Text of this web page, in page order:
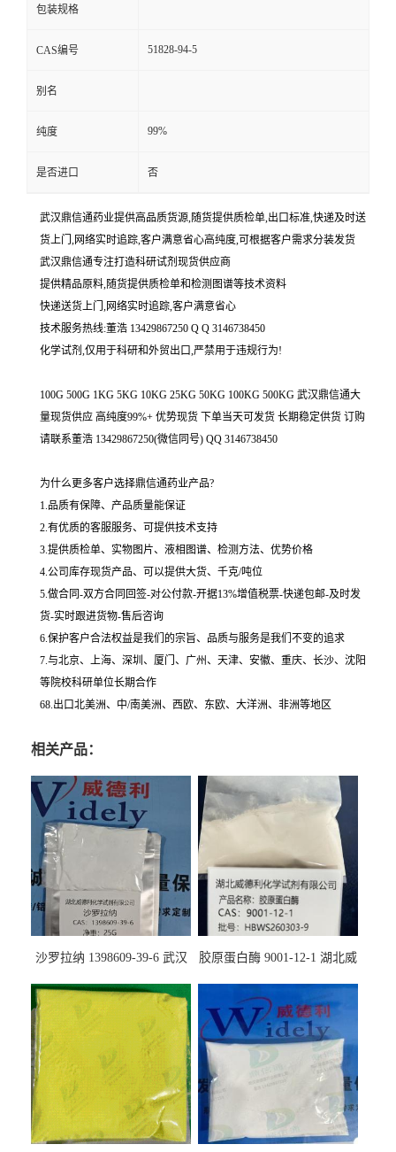
包装规格
CAS编号 51828-94-5
别名
纯度 99%
是否进口 否
武汉鼎信通药业提供高品质货源,随货提供质检单,出口标准,快递及时送
货上门,网络实时追踪,客户满意省心高纯度,可根据客户需求分装发货
武汉鼎信通专注打造科研试剂现货供应商
提供精品原料,随货提供质检单和检测图谱等技术资料
快递送货上门,网络实时追踪,客户满意省心
技术服务热线:董浩 13429867250 Q Q 3146738450
化学试剂,仅用于科研和外贸出口,严禁用于违规行为!
100G 500G 1KG 5KG 10KG 25KG 50KG 100KG 500KG 武汉鼎信通大
量现货供应 高纯度99%+ 优势现货 下单当天可发货 长期稳定供货 订购
请联系董浩 13429867250(微信同号) QQ 3146738450
为什么更多客户选择鼎信通药业产品?
1.品质有保障、产品质量能保证
2.有优质的客服服务、可提供技术支持
3.提供质检单、实物图片、液相图谱、检测方法、优势价格
4.公司库存现货产品、可以提供大货、千克/吨位
5.做合同-双方合同回签-对公付款-开据13%增值税票-快递包邮-及时发
货-实时跟进货物-售后咨询
6.保护客户合法权益是我们的宗旨、品质与服务是我们不变的追求
7.与北京、上海、深圳、厦门、广州、天津、安徽、重庆、长沙、沈阳
等院校科研单位长期合作
68.出口北美洲、中/南美洲、西欧、东欧、大洋洲、非洲等地区
相关产品：
沙罗拉纳 1398609-39-6 武汉
胶原蛋白酶 9001-12-1 湖北威